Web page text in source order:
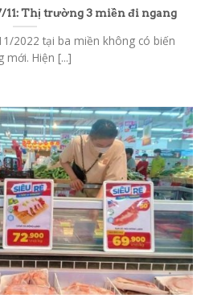
Thị trường 3 miền đi ngang
2022 tại ba miền không có biến
mới. Hiện [...]